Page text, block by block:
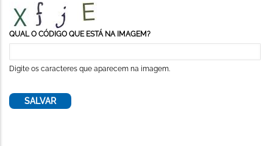
QUAL O CÓDIGO QUE ESTÁ NA IMAGEM?
Digite os caracteres que aparecem na imagem.